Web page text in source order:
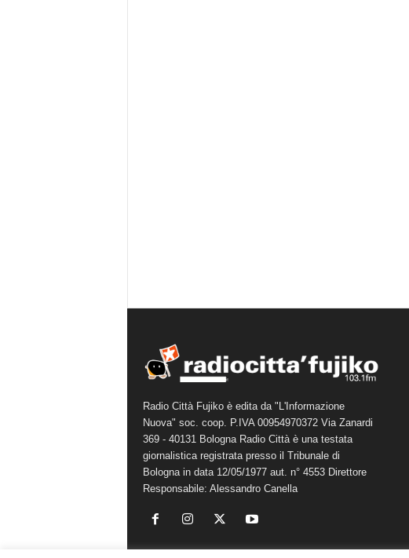
Radio Città Fujiko è edita da "L'Informazione
Nuova" soc. coop. P.IVA 00954970372 Via Zanardi
369 - 40131 Bologna Radio Città è una testata
giornalistica registrata presso il Tribunale di
Bologna in data 12/05/1977 aut. n° 4553 Direttore
Responsabile: Alessandro Canella